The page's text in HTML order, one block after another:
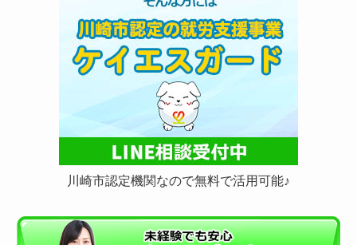
川崎市認定機関なので無料で活用可能♪